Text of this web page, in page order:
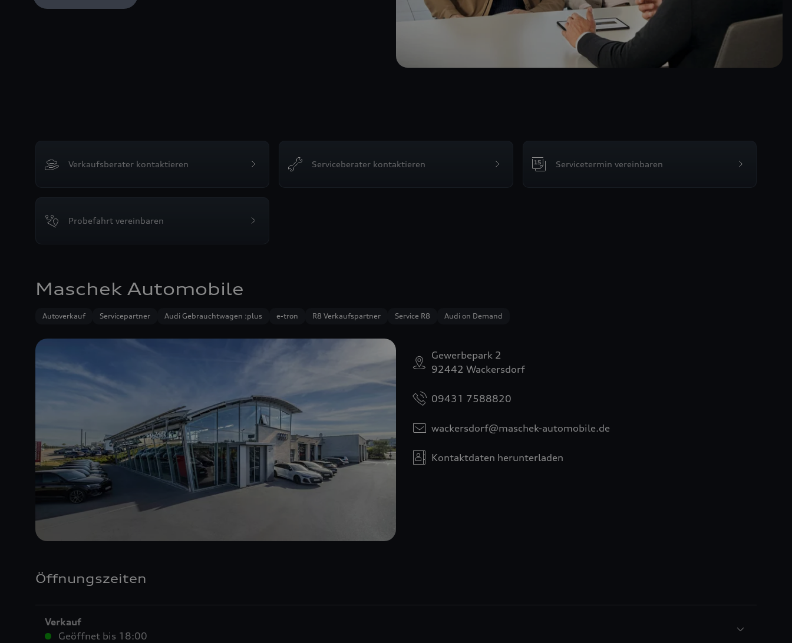
Verkaufsberater kontaktieren Serviceberater kontaktieren Servicetermin vereinbaren
Probefahrt vereinbaren
Maschek Automobile
Autoverkauf Servicepartner Audi Gebrauchtwagen :plus e-tron R8 Verkaufspartner Service R8 Audi on Demand
Gewerbepark 2
92442 Wackersdorf
09431 7588820
wackersdorf@maschek-automobile.de
Kontaktdaten herunterladen
Öffnungszeiten
Verkauf
Geöffnet bis 18:00